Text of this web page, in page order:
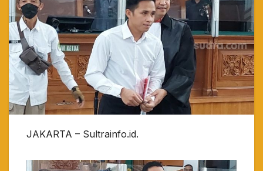
JAKARTA – Sultrainfo.id.